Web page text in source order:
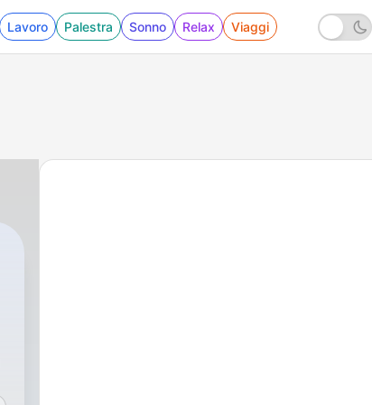
Lavoro Palestra Sonno Relax Viaggi